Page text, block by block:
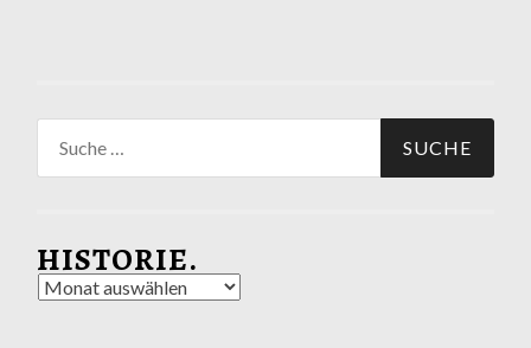
nach:
HISTORIE.
Historie.